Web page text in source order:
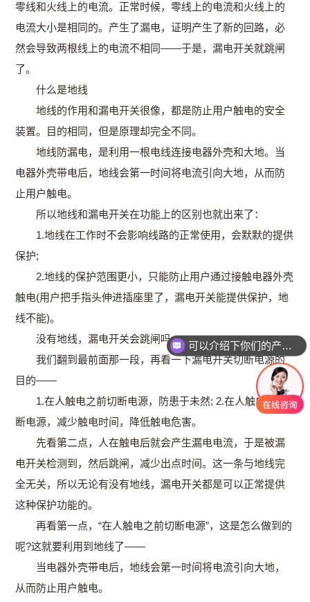
零线和火线上的电流。正常时候，零线上的电流和火线上的
电流大小是相同的。产生了漏电，证明产生了新的回路，必
然会导致两根线上的电流不相同——于是，漏电开关就跳闸
了。
什么是地线
地线的作用和漏电开关很像，都是防止用户触电的安全
装置。目的相同，但是原理却完全不同。
地线防漏电，是利用一根电线连接电器外壳和大地。当
电器外壳带电后，地线会第一时间将电流引向大地，从而防
止用户触电。
所以地线和漏电开关在功能上的区别也就出来了：
1.地线在工作时不会影响线路的正常使用，会默默的提供
保护;
2.地线的保护范围更小，只能防止用户通过接触电器外壳
触电(用户把手指头伸进插座里了，漏电开关能提供保护，地
线不能)。
没有地线，漏电开关会跳闸吗
我们翻到最前面那一段，再看一下漏电开关切断电源的
目的——
1.在人触电之前切断电源，防患于未然; 2.在人触电后切
断电源，减少触电时间，降低触电危害。
先看第二点，人在触电后就会产生漏电电流，于是被漏
电开关检测到，然后跳闸，减少出点时间。这一条与地线完
全无关，所以无论有没有地线，漏电开关都是可以正常提供
这种保护功能的。
再看第一点，“在人触电之前切断电源”，这是怎么做到的
呢?这就要利用到地线了——
当电器外壳带电后，地线会第一时间将电流引向大地，
从而防止用户触电。
可以介绍下你们的产品么